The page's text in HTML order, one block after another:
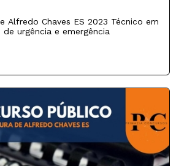
Alfredo Chaves ES 2023 Técnico em
urgência e emergência